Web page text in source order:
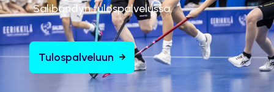
Salibandyn tulospalvelussa.
Tulospalveluun